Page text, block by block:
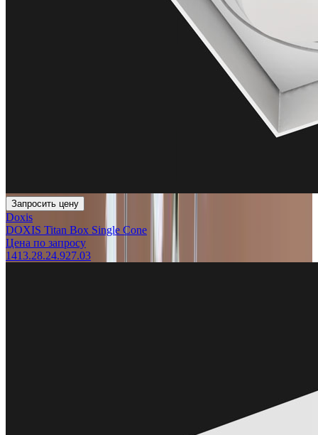
Запросить цену
Doxis
DOXIS Titan Box Single Cone
Цена по запросу
1413.28.24.927.03